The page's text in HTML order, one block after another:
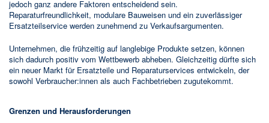
jedoch ganz andere Faktoren entscheidend sein.
Reparaturfreundlichkeit, modulare Bauweisen und ein zuverlässiger
Ersatzteilservice werden zunehmend zu Verkaufsargumenten.
Unternehmen, die frühzeitig auf langlebige Produkte setzen, können
sich dadurch positiv vom Wettbewerb abheben. Gleichzeitig dürfte sich
ein neuer Markt für Ersatzteile und Reparaturservices entwickeln, der
sowohl Verbraucher:innen als auch Fachbetrieben zugutekommt.
Grenzen und Herausforderungen